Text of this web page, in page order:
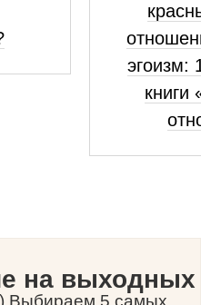
эгоизм:
книги
на выходных
) Выбираем 5 самых